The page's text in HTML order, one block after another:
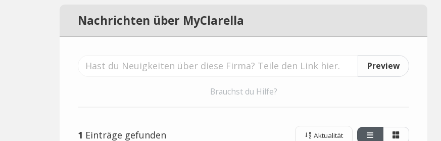
Nachrichten über MyClarella
Preview
Brauchst du Hilfe?
1 Einträge gefunden Aktualität